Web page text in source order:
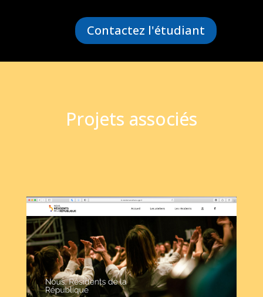
Contactez l'étudiant
Projets associés